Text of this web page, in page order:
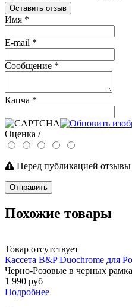
Оставить отзыв
Имя *
E-mail *
Сообщение *
Капча *
Оценка /
Перед публикацией
Отправить
Похожие товары
Товар отсутствует
Кассета B&P Duochrome для
Черно-Розовые в черных
1 990 руб
Подробнее